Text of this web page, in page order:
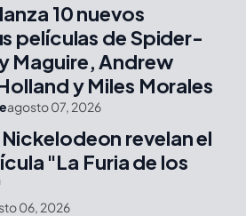
10 nuevos
películas de Spider-
Maguire, Andrew
y Miles Morales
agosto 07, 2026
revelan el
"La Furia de los
06, 2026